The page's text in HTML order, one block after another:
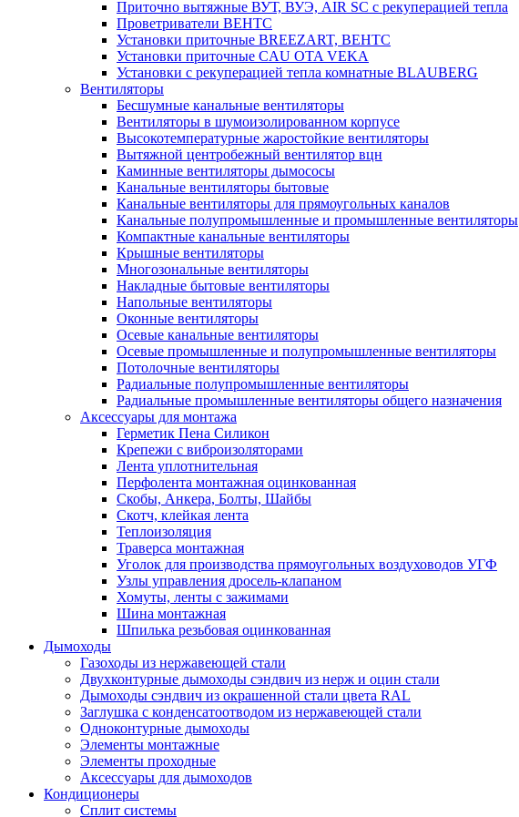
Приточно вытяжные ВУТ, ВУЭ, AIR SC с рекуперацией тепла
Проветриватели ВЕНТС
Установки приточные BREEZART, ВЕНТС
Установки приточные CAU OTA VEKA
Установки с рекуперацией тепла комнатные BLAUBERG
Вентиляторы
Бесшумные канальные вентиляторы
Вентиляторы в шумоизолированном корпусе
Высокотемпературные жаростойкие вентиляторы
Вытяжной центробежный вентилятор вцн
Каминные вентиляторы дымососы
Канальные вентиляторы бытовые
Канальные вентиляторы для прямоугольных каналов
Канальные полупромышленные и промышленные вентиляторы
Компактные канальные вентиляторы
Крышные вентиляторы
Многозональные вентиляторы
Накладные бытовые вентиляторы
Напольные вентиляторы
Оконные вентиляторы
Осевые канальные вентиляторы
Осевые промышленные и полупромышленные вентиляторы
Потолочные вентиляторы
Радиальные полупромышленные вентиляторы
Радиальные промышленные вентиляторы общего назначения
Аксессуары для монтажа
Герметик Пена Силикон
Крепежи с виброизоляторами
Лента уплотнительная
Перфолента монтажная оцинкованная
Скобы, Анкера, Болты, Шайбы
Скотч, клейкая лента
Теплоизоляция
Траверса монтажная
Уголок для производства прямоугольных воздуховодов УГФ
Узлы управления дросель-клапаном
Хомуты, ленты с зажимами
Шина монтажная
Шпилька резьбовая оцинкованная
Дымоходы
Газоходы из нержавеющей стали
Двухконтурные дымоходы сэндвич из нерж и оцин стали
Дымоходы сэндвич из окрашенной стали цвета RAL
Заглушка с конденсатоотводом из нержавеющей стали
Одноконтурные дымоходы
Элементы монтажные
Элементы проходные
Аксессуары для дымоходов
Кондиционеры
Сплит системы